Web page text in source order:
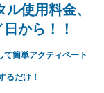
使用料金、
から！！
簡単アクティベート
るだけ！